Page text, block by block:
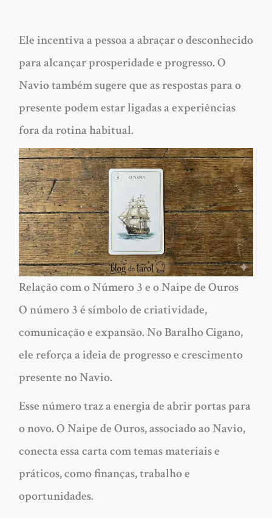
Ele incentiva a pessoa a abraçar o desconhecido
para alcançar prosperidade e progresso. O
Navio também sugere que as respostas para o
presente podem estar ligadas a experiências
fora da rotina habitual.
Relação com o Número 3 e o Naipe de Ouros
O número 3 é símbolo de criatividade,
comunicação e expansão. No Baralho Cigano,
ele reforça a ideia de progresso e crescimento
presente no Navio.
Esse número traz a energia de abrir portas para
o novo. O Naipe de Ouros, associado ao Navio,
conecta essa carta com temas materiais e
práticos, como finanças, trabalho e
oportunidades.